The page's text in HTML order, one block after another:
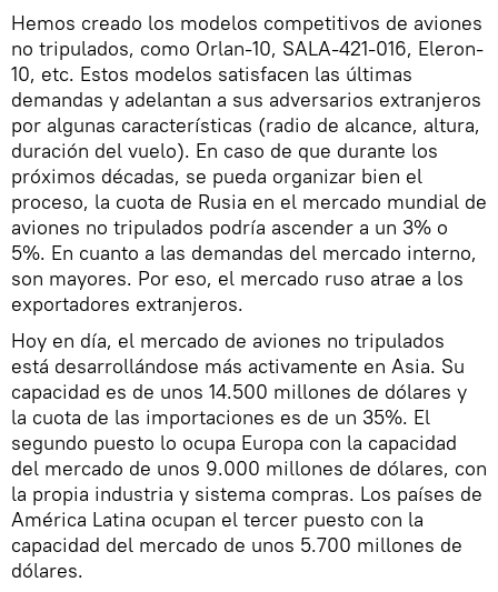
Hemos creado los modelos competitivos de aviones
no tripulados, como Orlan-10, SALA-421-016, Eleron-
10, etc. Estos modelos satisfacen las últimas
demandas y adelantan a sus adversarios extranjeros
por algunas características (radio de alcance, altura,
duración del vuelo). En caso de que durante los
próximos décadas, se pueda organizar bien el
proceso, la cuota de Rusia en el mercado mundial de
aviones no tripulados podría ascender a un 3% o
5%. En cuanto a las demandas del mercado interno,
son mayores. Por eso, el mercado ruso atrae a los
exportadores extranjeros.
Hoy en día, el mercado de aviones no tripulados
está desarrollándose más activamente en Asia. Su
capacidad es de unos 14.500 millones de dólares y
la cuota de las importaciones es de un 35%. El
segundo puesto lo ocupa Europa con la capacidad
del mercado de unos 9.000 millones de dólares, con
la propia industria y sistema compras. Los países de
América Latina ocupan el tercer puesto con la
capacidad del mercado de unos 5.700 millones de
dólares.